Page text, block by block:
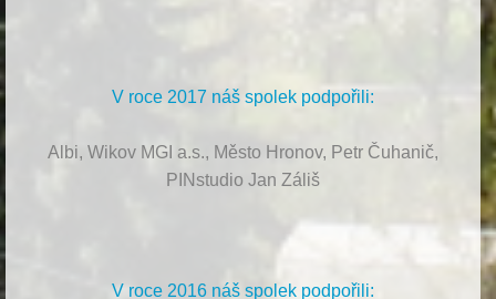
V roce 2017 náš spolek podpořili:
Albi, Wikov MGI a.s., Město Hronov, Petr Čuhanič,
PINstudio Jan Záliš
V roce 2016 náš spolek podpořili: